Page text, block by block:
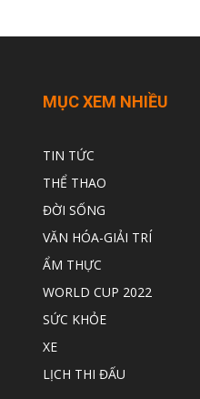
MỤC XEM NHIỀU
TIN TỨC
THỂ THAO
ĐỜI SỐNG
VĂN HÓA-GIẢI TRÍ
ẨM THỰC
WORLD CUP 2022
SỨC KHỎE
XE
LỊCH THI ĐẤU